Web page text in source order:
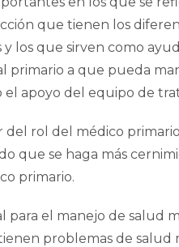
que tienen los
los que sirven como
primario a que pueda
el apoyo del equipo de
rol del médico
que se haga más
primario.
para el manejo de salud
problemas de